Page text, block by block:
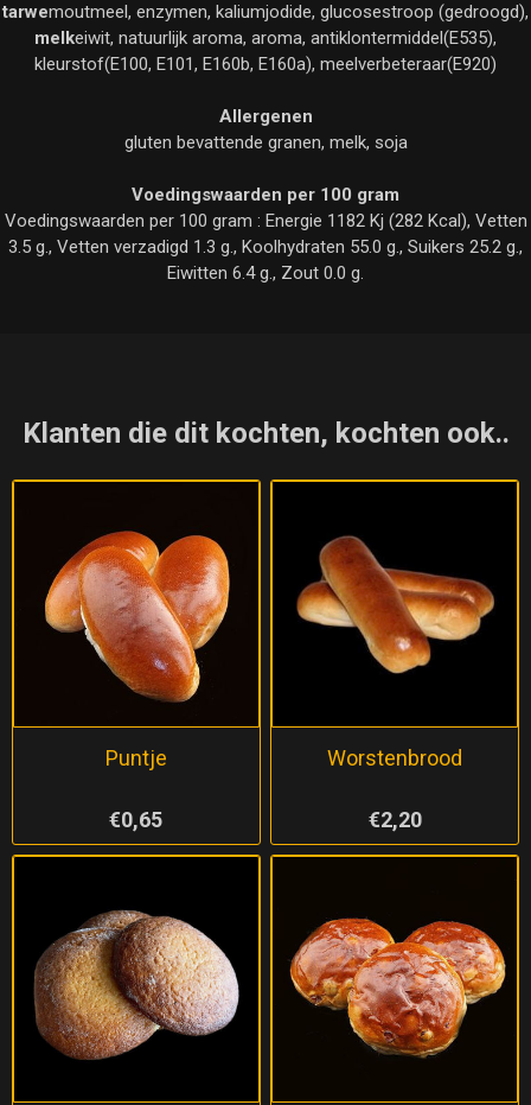
tarwemoutmeel, enzymen, kaliumjodide, glucosestroop (gedroogd),
melkeiwit, natuurlijk aroma, aroma, antiklontermiddel(E535),
kleurstof(E100, E101, E160b, E160a), meelverbeteraar(E920)
Allergenen
gluten bevattende granen, melk, soja
Voedingswaarden per 100 gram
Voedingswaarden per 100 gram : Energie 1182 Kj (282 Kcal), Vetten
3.5 g., Vetten verzadigd 1.3 g., Koolhydraten 55.0 g., Suikers 25.2 g.,
Eiwitten 6.4 g., Zout 0.0 g.
Klanten die dit kochten, kochten ook..
Puntje
€0,65
Worstenbrood
€2,20